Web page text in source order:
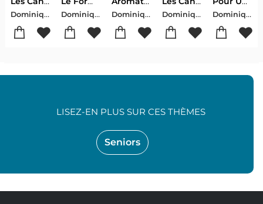
Dominique Baudoux
Dominique Baudoux
Dominique Baudoux
Dominique Baudoux
Dominique Baudoux
Seniors
LISEZ-EN PLUS SUR CES THÈMES